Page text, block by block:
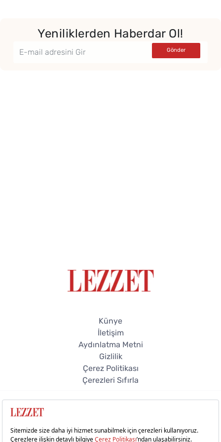
Yeniliklerden Haberdar Ol!
Künye
İletişim
Aydınlatma Metni
Gizlilik
Çerez Politikası
Çerezleri Sıfırla